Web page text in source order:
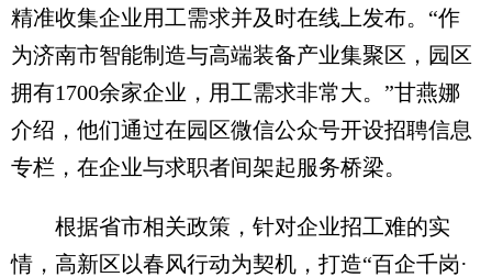
精准收集企业用工需求并及时在线上发布。“作
为济南市智能制造与高端装备产业集聚区，园区
拥有1700余家企业，用工需求非常大。”甘燕娜
介绍，他们通过在园区微信公众号开设招聘信息
专栏，在企业与求职者间架起服务桥梁。
根据省市相关政策，针对企业招工难的实
情，高新区以春风行动为契机，打造“百企千岗·